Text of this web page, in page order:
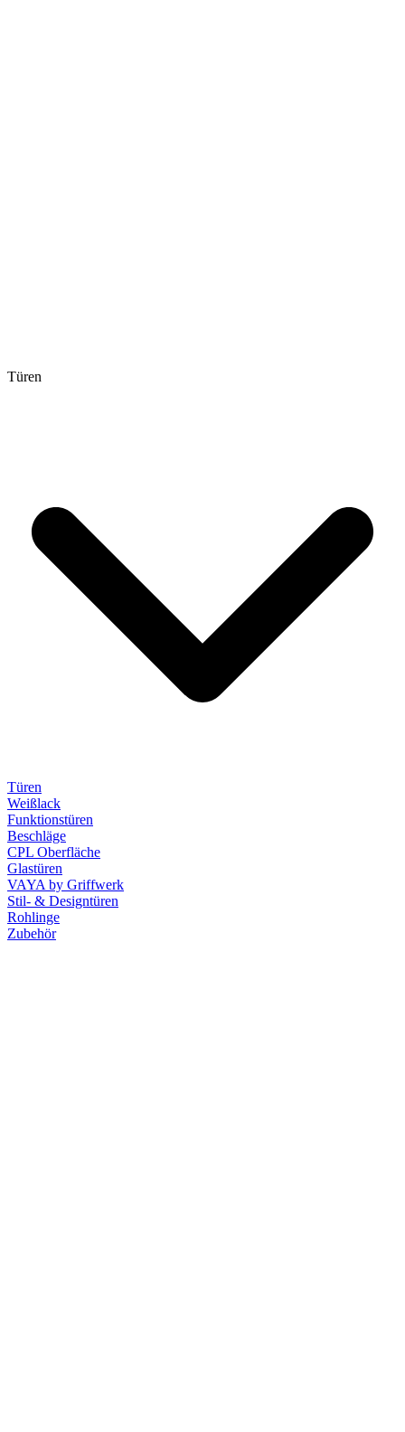
Türen
Türen
Weißlack
Funktionstüren
Beschläge
CPL Oberfläche
Glastüren
VAYA by Griffwerk
Stil- & Designtüren
Rohlinge
Zubehör